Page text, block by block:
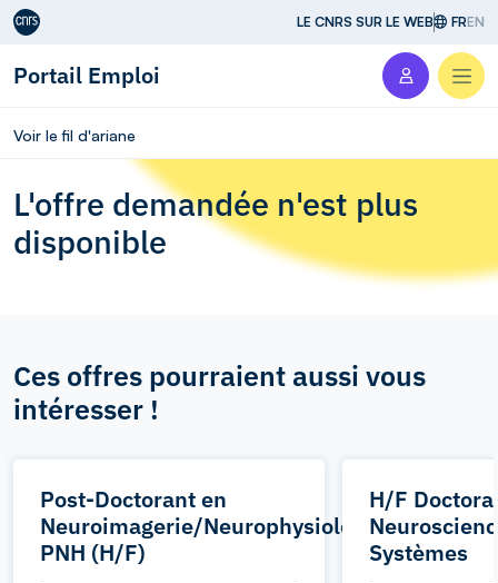
Aller au contenu LE CNRS SUR LE WEB FREN
Portail Emploi
Voir le fil d'ariane
L'offre demandée n'est plus
disponible
Ces offres pourraient aussi vous
intéresser !
Post-Doctorant en
Neuroimagerie/Neurophysiologie
PNH (H/F)
H/F
Systèmes